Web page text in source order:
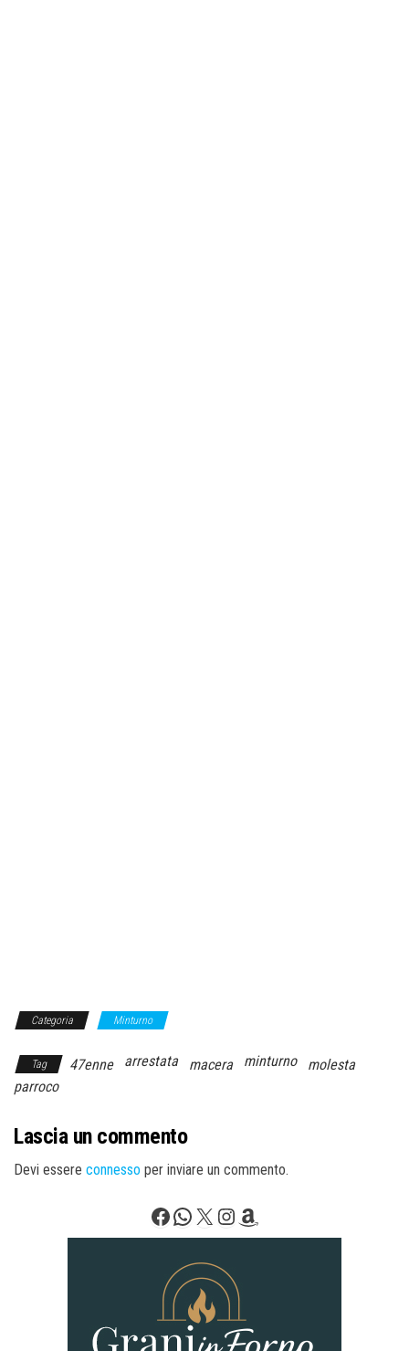
Categoria Minturno
Tag 47enne arrestata macera minturno
molesta
parroco
Lascia un commento
Devi essere connesso per inviare un commento.
Facebook
WhatsApp
X Instagram
Amazon